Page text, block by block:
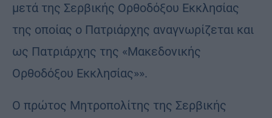
μετά της Σερβικής Ορθοδόξου Εκκλησίας
της οποίας ο Πατριάρχης αναγνωρίζεται και
ως Πατριάρχης της «Μακεδονικής
Ορθοδόξου Εκκλησίας»».
Ο πρώτος Μητροπολίτης της Σερβικής